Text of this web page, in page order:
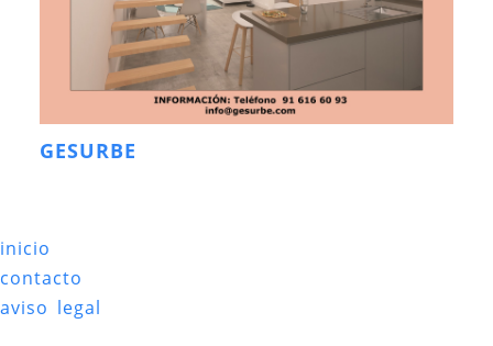
GESURBE
inicio
contacto
aviso legal